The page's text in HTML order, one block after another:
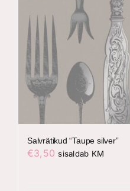
Salvrätikud “Taupe silver”
€3,50 sisaldab KM